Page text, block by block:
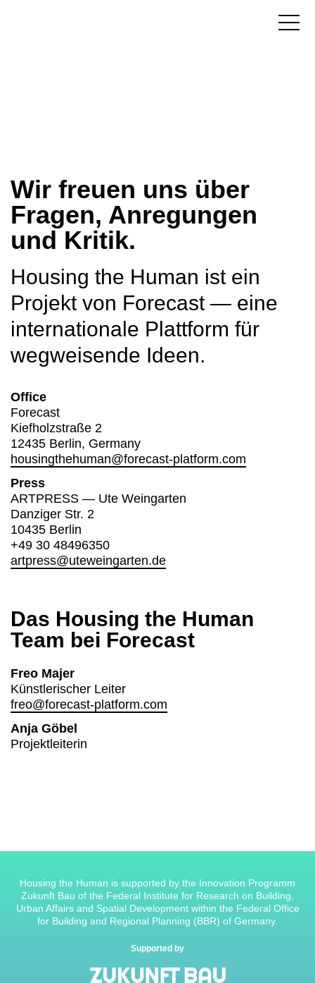
Wir freuen uns über
Fragen, Anregungen
und Kritik.
Housing the Human ist ein
Projekt von Forecast — eine
internationale Plattform für
wegweisende Ideen.
Office
Forecast
Kiefholzstraße 2
12435 Berlin, Germany
housingthehuman@forecast-platform.com
Press
ARTPRESS — Ute Weingarten
Danziger Str. 2
10435 Berlin
+49 30 48496350
artpress@uteweingarten.de
Das Housing the Human
Team bei Forecast
Freo Majer
Künstlerischer Leiter
freo@forecast-platform.com
Anja Göbel
Projektleiterin
Housing the Human is supported by the Innovation Programm
Zukunft Bau of the Federal Institute for Research on Building,
Urban Affairs and Spatial Development within the Federal Office
for Building and Regional Planning (BBR) of Germany.
Supported by